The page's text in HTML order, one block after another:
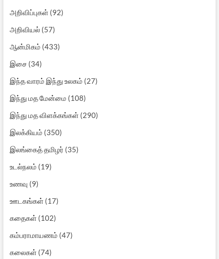
அறிவிப்புகள்(92)
அறிவியல்(57)
ஆன்மிகம் (433)
இசை(34)
இந்த வாரம் இந்து உலகம் (27)
இந்து மத மேன்மை (108)
இந்து மத விளக்கங்கள்(290)
இலக்கியம் (350)
இலங்கைத் தமிழர் (35)
உடல்நலம் (19)
உணவு (9)
ஊடகங்கள்(17)
கதைகள்(102)
கம்பராமாயணம் (47)
கலைகள்(74)